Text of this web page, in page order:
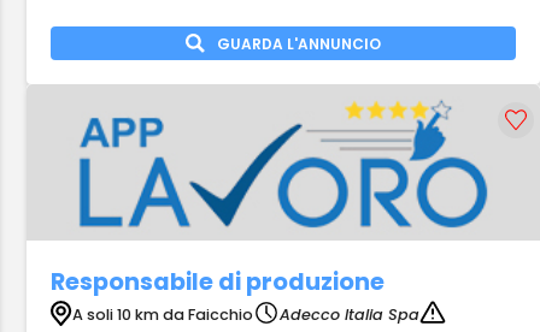
GUARDA L'ANNUNCIO
Responsabile di produzione
A soli 10 km da Faicchio
Adecco Italia Spa